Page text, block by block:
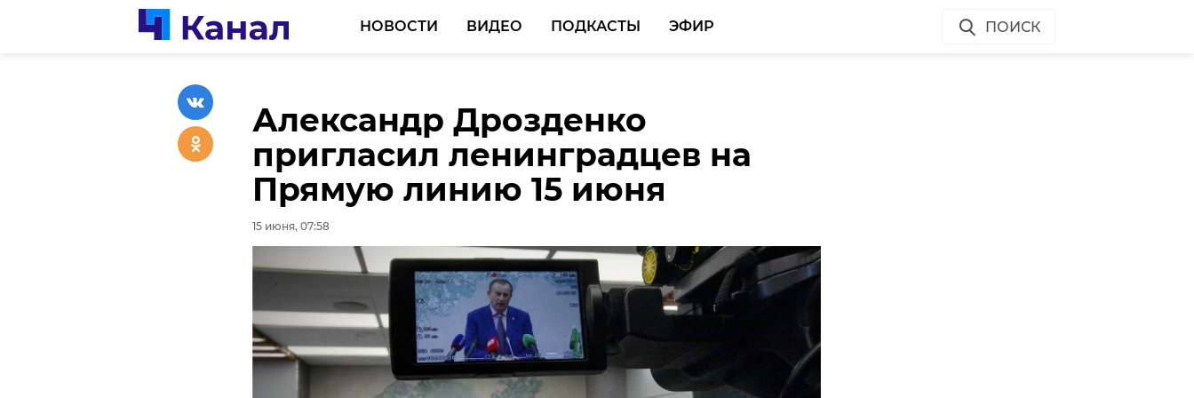
НОВОСТИ ВИДЕО ПОДКАСТЫ ЭФИР ПОИСК
Александр Дрозденко
пригласил ленинградцев на
Прямую линию 15 июня
15 июня, 07:58
Команда Ленобласти привезла
13 медалей с кубка России по
силовому экстриму
15 июня, 07:36
Два жителя Сланцевского
района погибли в ходе
спецоперации
15 июня, 07:14